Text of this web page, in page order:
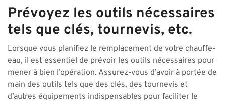
Prévoyez les outils nécessaires
tels que clés, tournevis, etc.
Lorsque vous planifiez le remplacement de votre chauffe-
eau, il est essentiel de prévoir les outils nécessaires pour
mener à bien l’opération. Assurez-vous d’avoir à portée de
main des outils tels que des clés, des tournevis et
d’autres équipements indispensables pour faciliter le